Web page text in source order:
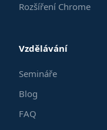
Rozšíření Chrome
Vzdělávání
Semináře
Blog
FAQ